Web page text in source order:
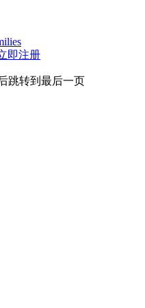
即注册
跳转到最后一页